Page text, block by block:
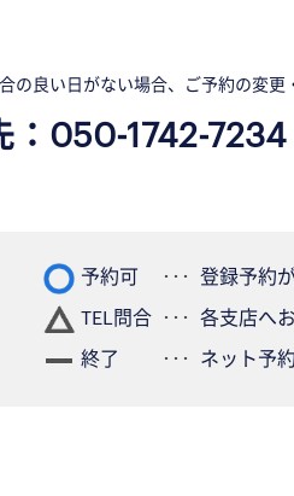
の良い日がない場合、ご予約の変更
050-1742-7234
予約可
登録予約
TEL問合
各支店へ
終了
ネット予